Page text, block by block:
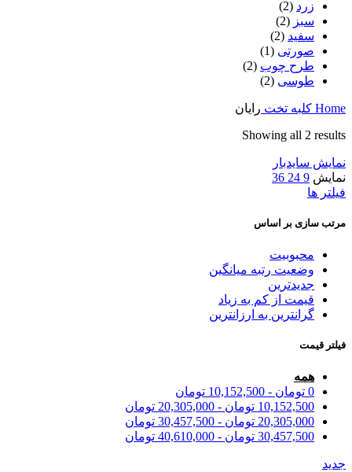
زرد (2)
سبز (2)
سفید (2)
صورتی (1)
طرح چوب (2)
طوسی (2)
Home کلبه تخت رایان
Showing all 2 results
نمایش سایدبار
نمایش 9
24
36
فیلتر ها
مرتب سازی بر اساس
محبوبیت
وضعیت رتبه میانگین
جدیدترین
قیمت از کم به زیاد
گرانترین به ارزانترین
فیلتر قیمت
همه
0 تومان -
10,152,500 تومان
10,152,500 تومان -
20,305,000 تومان
20,305,000 تومان -
30,457,500 تومان
30,457,500 تومان -
40,610,000 تومان
جدید